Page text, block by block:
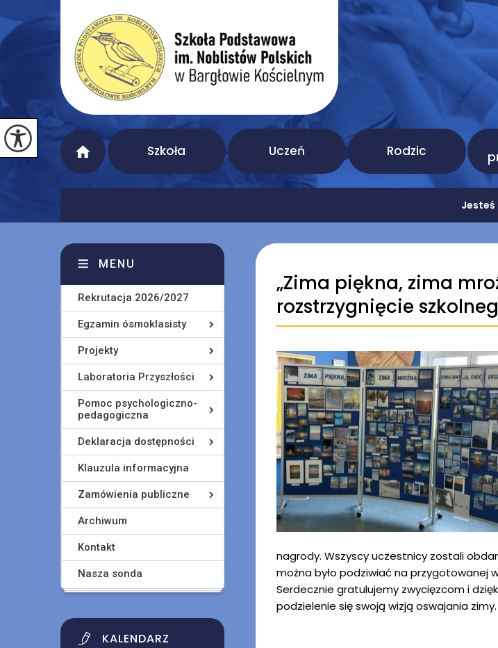
Szkoła Uczeń Rodzic
„Zima piękna, zima
rozstrzygnięcie
nagrody. Wszyscy uczestnicy zostali
można było podziwiać na przygotowanej
Serdecznie gratulujemy zwycięzcom i
podzielenie się swoją wizją oswajania zimy.
MENU
Rekrutacja 2026/2027
Egzamin ósmoklasisty
Projekty
Laboratoria Przyszłości
Pomoc psychologiczno-
pedagogiczna
Deklaracja dostępności
Klauzula informacyjna
Zamówienia publiczne
Archiwum
Kontakt
Nasza sonda
KALENDARZ